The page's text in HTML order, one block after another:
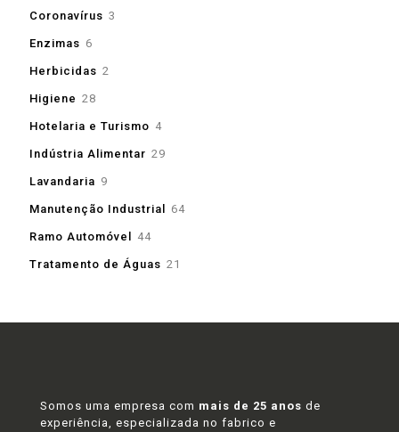
Coronavírus 3
Enzimas 6
Herbicidas 2
Higiene 28
Hotelaria e Turismo 44
Indústria Alimentar 29
Lavandaria 9
Manutenção Industrial
6464
Ramo Automóvel
4444
Tratamento de Águas 21
Somos uma empresa com mais de 25 anos de
experiência, especializada no fabrico e